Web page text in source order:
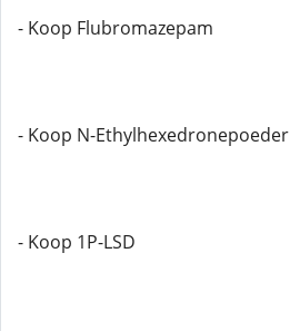
- Koop Flubromazepam
- Koop N-Ethylhexedronepoeder
- Koop 1P-LSD